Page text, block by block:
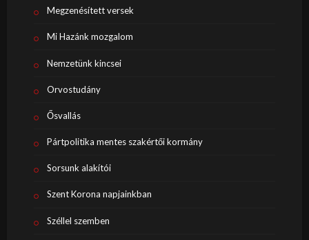
Megzenésített versek
Mi Hazánk mozgalom
Nemzetünk kincsei
Orvostudány
Ősvallás
Pártpolitika mentes szakértői kormány
Sorsunk alakítói
Szent Korona napjainkban
Széllel szemben